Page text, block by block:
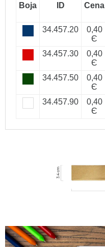
Boja ID Cena
34.457.20
0,40
Є
34.457.30
0,40
Є
34.457.50
0,40
Є
34.457.90
0,40
Є